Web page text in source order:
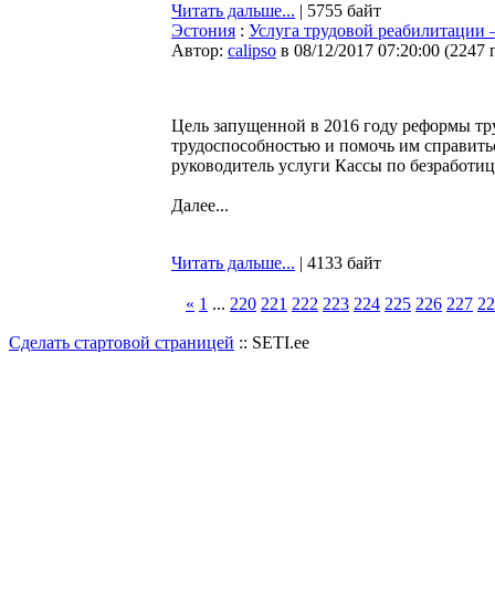
Читать дальше... | 5755 байт
Эстония : Услуга трудовой реабилитации
Автор: calipso в 08/12/2017 07:20:00 (2247
Цель запущенной в 2016 году реформы
трудоспособностью и помочь им
руководитель услуги Кассы по
Далее...
Читать дальше... | 4133 байт
« 1 ... 220 221 222 223 224 225 226 227
Сделать стартовой страницей :: SETI.ee